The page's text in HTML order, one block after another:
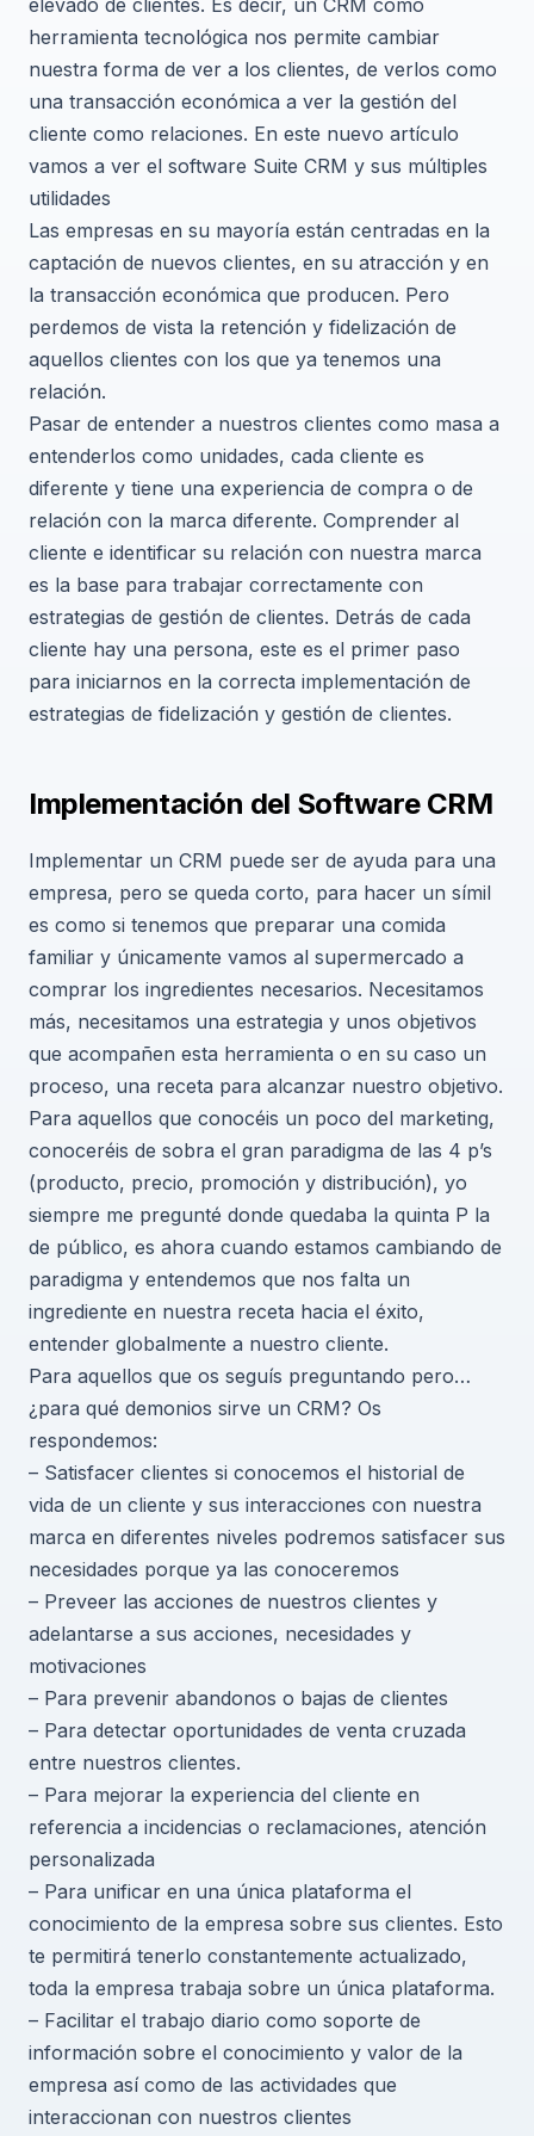
herramienta tecnológica nos permite cambiar
nuestra forma de ver a los clientes, de verlos como
una transacción económica a ver la gestión del
cliente como relaciones. En este nuevo artículo
vamos a ver el software Suite CRM y sus múltiples
utilidades
Las empresas en su mayoría están centradas en la
captación de nuevos clientes, en su atracción y en
la transacción económica que producen. Pero
perdemos de vista la retención y fidelización de
aquellos clientes con los que ya tenemos una
relación.
Pasar de entender a nuestros clientes como masa a
entenderlos como unidades, cada cliente es
diferente y tiene una experiencia de compra o de
relación con la marca diferente. Comprender al
cliente e identificar su relación con nuestra marca
es la base para trabajar correctamente con
estrategias de gestión de clientes. Detrás de cada
cliente hay una persona, este es el primer paso
para iniciarnos en la correcta implementación de
estrategias de fidelización y gestión de clientes.
Implementación del Software CRM
Implementar un CRM puede ser de ayuda para una
empresa, pero se queda corto, para hacer un símil
es como si tenemos que preparar una comida
familiar y únicamente vamos al supermercado a
comprar los ingredientes necesarios. Necesitamos
más, necesitamos una estrategia y unos objetivos
que acompañen esta herramienta o en su caso un
proceso, una receta para alcanzar nuestro objetivo.
Para aquellos que conocéis un poco del marketing,
conoceréis de sobra el gran paradigma de las 4 p’s
(producto, precio, promoción y distribución), yo
siempre me pregunté donde quedaba la quinta P la
de público, es ahora cuando estamos cambiando de
paradigma y entendemos que nos falta un
ingrediente en nuestra receta hacia el éxito,
entender globalmente a nuestro cliente.
Para aquellos que os seguís preguntando pero…
¿para qué demonios sirve un CRM? Os
respondemos:
– Satisfacer clientes si conocemos el historial de
vida de un cliente y sus interacciones con nuestra
marca en diferentes niveles podremos satisfacer sus
necesidades porque ya las conoceremos
– Preveer las acciones de nuestros clientes y
adelantarse a sus acciones, necesidades y
motivaciones
– Para prevenir abandonos o bajas de clientes
– Para detectar oportunidades de venta cruzada
entre nuestros clientes.
– Para mejorar la experiencia del cliente en
referencia a incidencias o reclamaciones, atención
personalizada
– Para unificar en una única plataforma el
conocimiento de la empresa sobre sus clientes. Esto
te permitirá tenerlo constantemente actualizado,
toda la empresa trabaja sobre un única plataforma.
– Facilitar el trabajo diario como soporte de
información sobre el conocimiento y valor de la
empresa así como de las actividades que
interaccionan con nuestros clientes